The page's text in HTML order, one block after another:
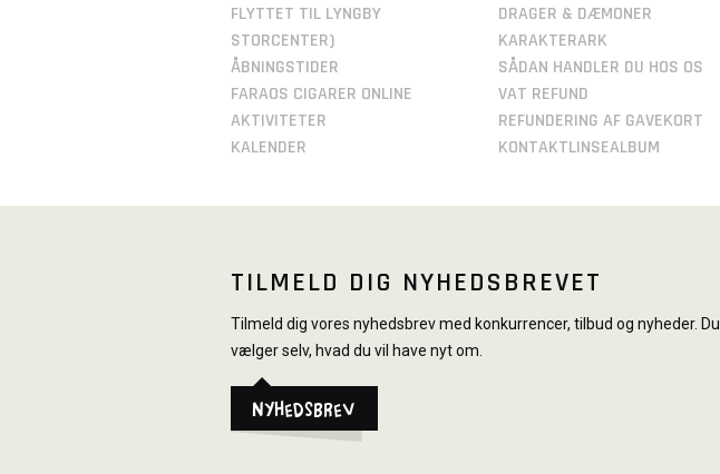
FLYTTET TIL LYNGBY
STORCENTER)
ÅBNINGSTIDER
FARAOS CIGARER ONLINE
AKTIVITETER
KALENDER
DRAGER & DÆMONER
KARAKTERARK
SÅDAN HANDLER DU HOS OS
VAT REFUND
REFUNDERING AF GAVEKORT
KONTAKTLINSEALBUM
TILMELD DIG NYHEDSBREVET
Tilmeld dig vores nyhedsbrev med konkurrencer, tilbud og nyheder. Du
vælger selv, hvad du vil have nyt om.
Nyhedsbrev